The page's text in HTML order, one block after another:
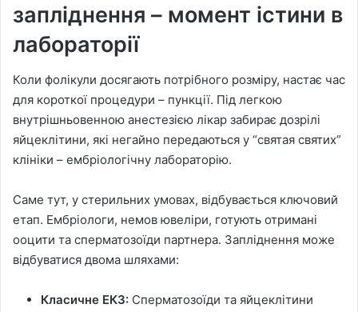
запліднення – момент істини в
лабораторії
Коли фолікули досягають потрібного розміру, настає час
для короткої процедури – пункції. Під легкою
внутрішньовенною анестезією лікар забирає дозрілі
яйцеклітини, які негайно передаються у “святая святих”
клініки – ембріологічну лабораторію.
Саме тут, у стерильних умовах, відбувається ключовий
етап. Ембріологи, немов ювеліри, готують отримані
ооцити та сперматозоїди партнера. Запліднення може
відбуватися двома шляхами:
Класичне ЕКЗ: Сперматозоїди та яйцеклітини